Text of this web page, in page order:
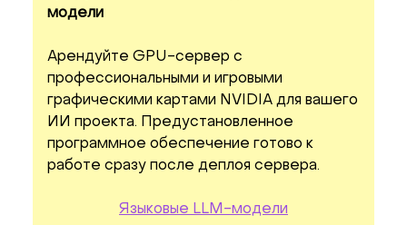
модели
Арендуйте GPU-сервер с
профессиональными и игровыми
графическими картами NVIDIA для вашего
ИИ проекта. Предустановленное
программное обеспечение готово к
работе сразу после деплоя сервера.
Языковые LLM-модели